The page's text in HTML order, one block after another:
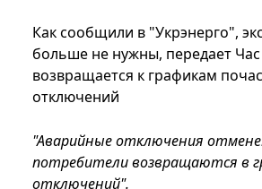
Как сообщили в "Укрэнерго",
больше не нужны, передает
возвращается к графикам
отключений
"Аварийные отключения
потребители возвращаются в
отключений".